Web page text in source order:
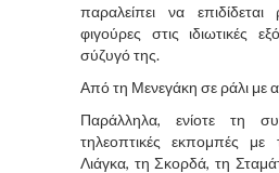
παραλείπει να
φιγούρες στις ιδιωτικές
σύζυγό της.
Από τη Μενεγάκη σε ράλι με
Παράλληλα, ενίοτε τη
τηλεοπτικές εκπομπές
Λιάγκα, τη Σκορδά, τη